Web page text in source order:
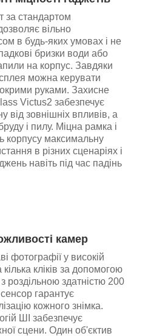
за стандартом
вільно
в будь-яких умовах і не
бризки води або
на корпус. Завдяки
можна керувати
руками. Захисне
Victus2 забезпечує
від зовнішніх впливів, а
і пилу. Міцна рамка і
корпусу максимальну
в різних сценаріях і
навіть під час падінь
камер
фотографії у високій
кліків за допомогою
роздільною здатністю 200
гарантує
кожного знімка.
ШІ забезпечує
сцени. Один об'єктив